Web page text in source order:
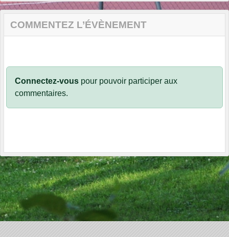
COMMENTEZ L’ÉVÈNEMENT
Connectez-vous pour pouvoir participer aux
commentaires.